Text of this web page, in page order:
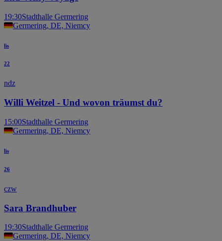
19:30Stadthalle Germering
Germering, DE, Niemcy
lis
22
ndz
Willi Weitzel - Und wovon träumst du?
15:00Stadthalle Germering
Germering, DE, Niemcy
lis
26
czw
Sara Brandhuber
19:30Stadthalle Germering
Germering, DE, Niemcy